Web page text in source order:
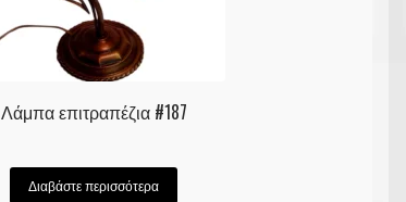
Λάμπα επιτραπέζια #187
Διαβάστε περισσότερα